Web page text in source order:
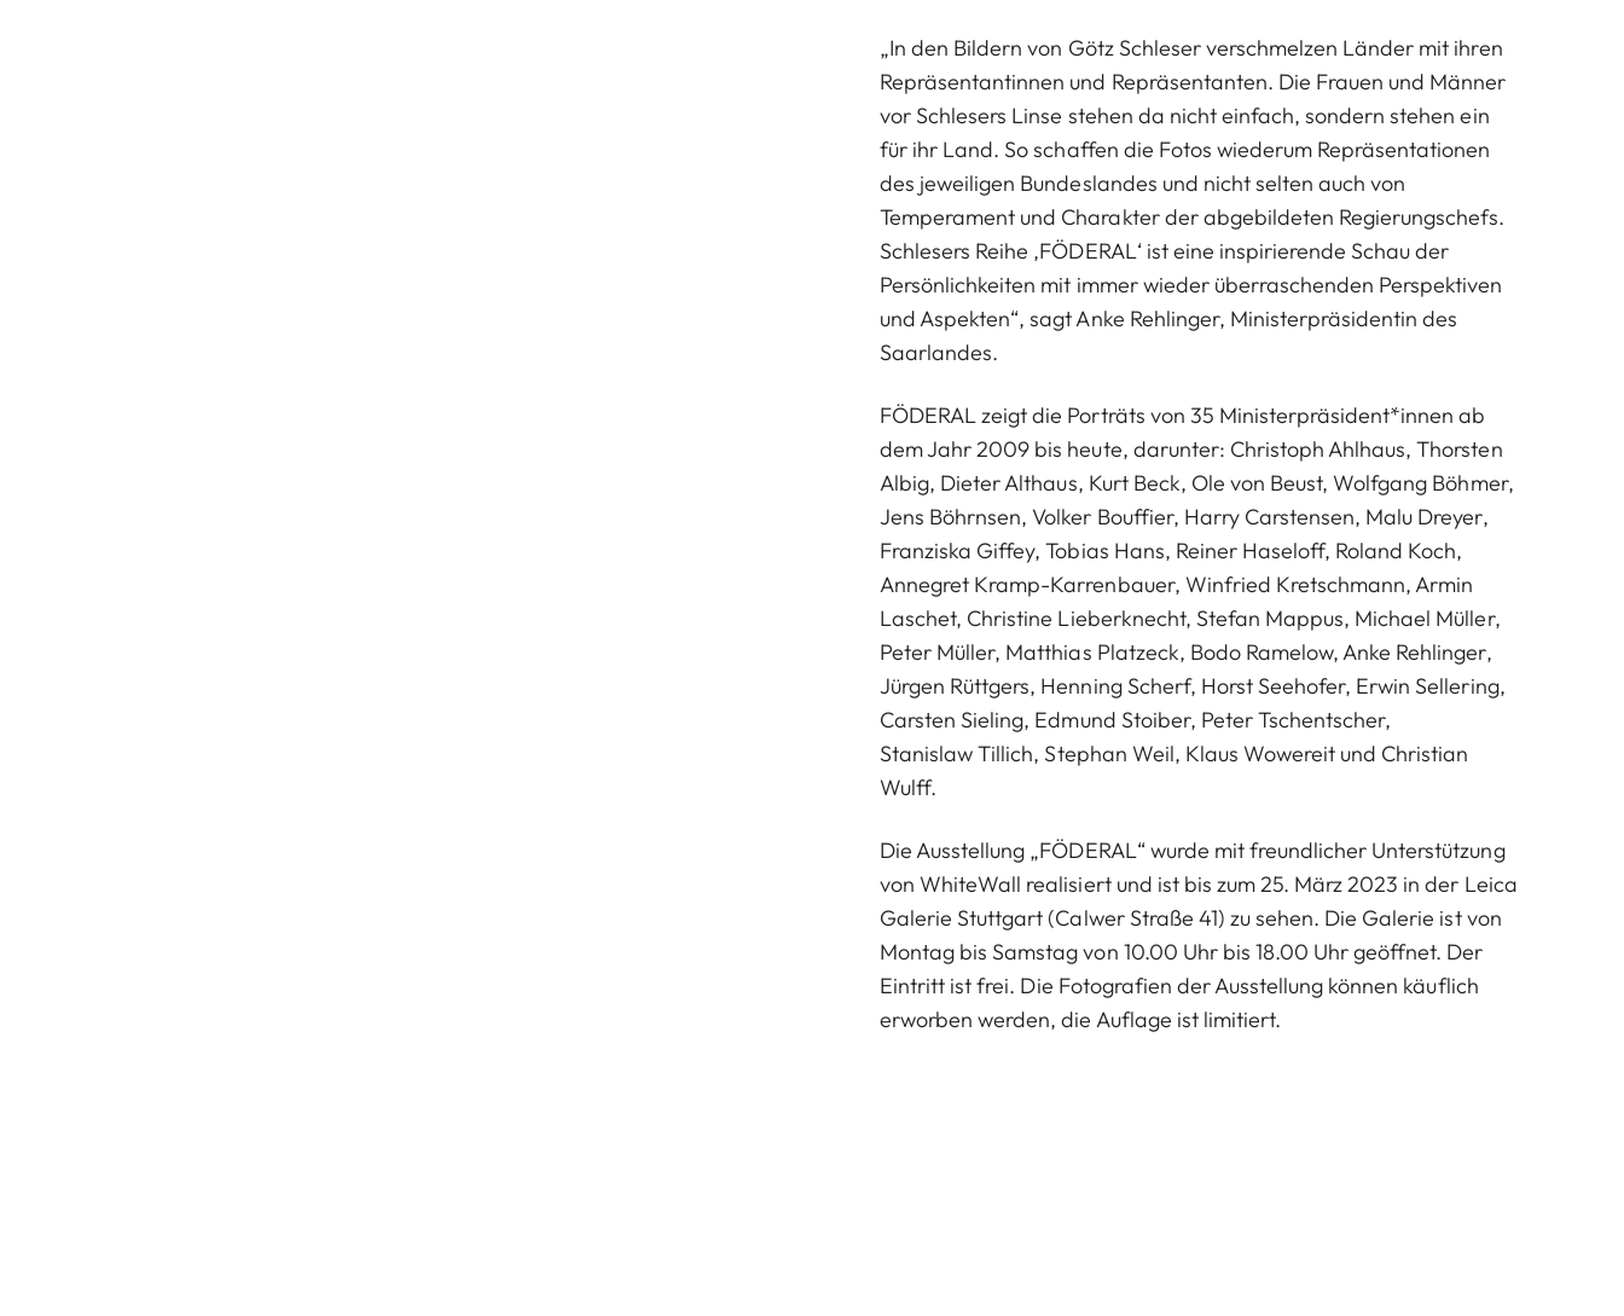
„In den Bildern von Götz Schleser verschmelzen Länder mit ihren
Repräsentantinnen und Repräsentanten. Die Frauen und Männer
vor Schlesers Linse stehen da nicht einfach, sondern stehen ein
für ihr Land. So schaffen die Fotos wiederum Repräsentationen
des jeweiligen Bundeslandes und nicht selten auch von
Temperament und Charakter der abgebildeten Regierungschefs.
Schlesers Reihe ‚FÖDERAL‘ ist eine inspirierende Schau der
Persönlichkeiten mit immer wieder überraschenden Perspektiven
und Aspekten“, sagt Anke Rehlinger, Ministerpräsidentin des
Saarlandes.
FÖDERAL zeigt die Porträts von 35 Ministerpräsident*innen ab
dem Jahr 2009 bis heute, darunter: Christoph Ahlhaus, Thorsten
Albig, Dieter Althaus, Kurt Beck, Ole von Beust, Wolfgang Böhmer,
Jens Böhrnsen, Volker Bouffier, Harry Carstensen, Malu Dreyer,
Franziska Giffey, Tobias Hans, Reiner Haseloff, Roland Koch,
Annegret Kramp-Karrenbauer, Winfried Kretschmann, Armin
Laschet, Christine Lieberknecht, Stefan Mappus, Michael Müller,
Peter Müller, Matthias Platzeck, Bodo Ramelow, Anke Rehlinger,
Jürgen Rüttgers, Henning Scherf, Horst Seehofer, Erwin Sellering,
Carsten Sieling, Edmund Stoiber, Peter Tschentscher,
Stanislaw Tillich, Stephan Weil, Klaus Wowereit und Christian
Wulff.
Die Ausstellung „FÖDERAL“ wurde mit freundlicher Unterstützung
von WhiteWall realisiert und ist bis zum 25. März 2023 in der Leica
Galerie Stuttgart (Calwer Straße 41) zu sehen. Die Galerie ist von
Montag bis Samstag von 10.00 Uhr bis 18.00 Uhr geöffnet. Der
Eintritt ist frei. Die Fotografien der Ausstellung können käuflich
erworben werden, die Auflage ist limitiert.